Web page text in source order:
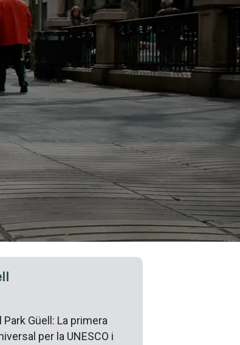
Güell: La primera
per la UNESCO i